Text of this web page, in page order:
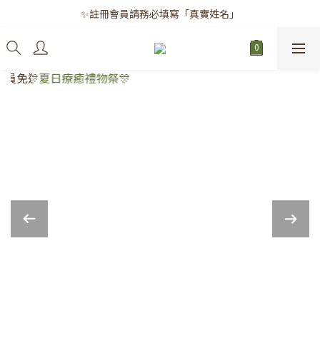
✨註冊會員請務必填寫「真實姓名」
✨註冊會員請務必填寫「真實姓名」
｜每月8日｜會員滿千免運日